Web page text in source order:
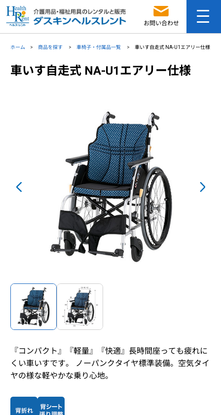
お問い合わせ
ホーム 商品を探す 車椅子・付属品一覧 車いす自走式 NA-U1エアリー仕様
車いす自走式 NA-U1エアリー仕様
『コンパクト』『軽量』『快適』長時間座っても疲れに
くい車いすです。 ノーパンクタイヤ標準装備。空気タイ
ヤの様な軽やかな乗り心地。